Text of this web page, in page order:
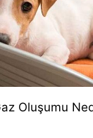
Oluşumu